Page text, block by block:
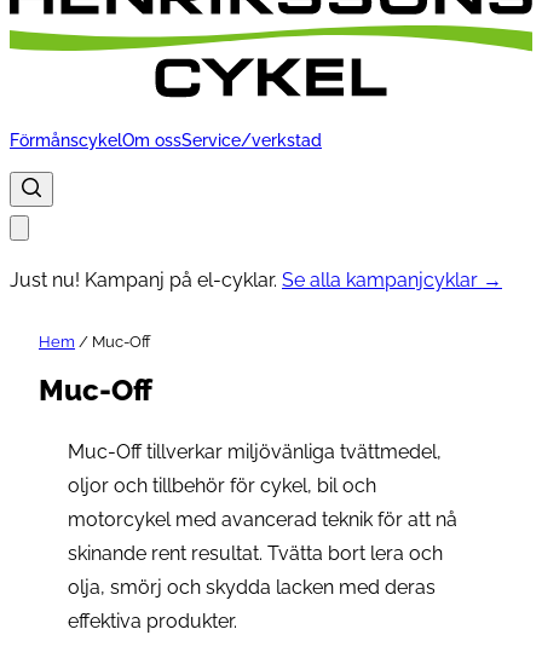
FörmånscykelOm ossService/verkstad
Just nu! Kampanj på el-cyklar. Se alla kampanjcyklar →
Hem / Muc-Off
Muc-Off
Muc-Off tillverkar miljövänliga tvättmedel,
oljor och tillbehör för cykel, bil och
motorcykel med avancerad teknik för att nå
skinande rent resultat. Tvätta bort lera och
olja, smörj och skydda lacken med deras
effektiva produkter.